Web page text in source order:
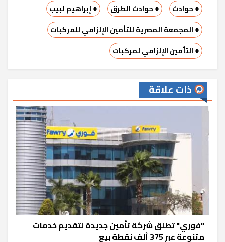
# حوادث # حوادث الطرق
# إبراهيم لبيب
# المجمعة المصرية للتأمين الإلزامي للمركبات
# التأمين الإلزامي لمركبات
ذات علاقة
"فوري" تطلق شركة تأمين جديدة لتقديم خدمات
متنوعة عبر 375 ألف نقطة بيع